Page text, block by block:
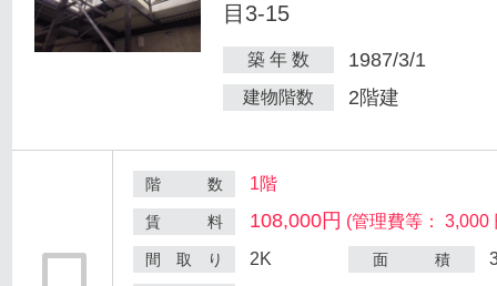
目3-15
築 年 数 1987/3/1
建物階数 2階建
階 数 1階
賃 料 108,000円 (管理費等： 3,000
間 取 り 2K 面 積